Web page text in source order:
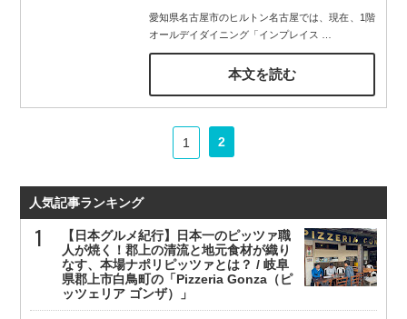
愛知県名古屋市のヒルトン名古屋では、現在、1階
オールデイダイニング「インプレイス
本文を読む
1 2
人気記事ランキング
【日本グルメ紀行】日本一のピッツァ職
人が焼く！郡上の清流と地元食材が織り
なす、本場ナポリピッツァとは？ / 岐阜
県郡上市白鳥町の「Pizzeria Gonza（ピ
ッツェリア ゴンザ）」